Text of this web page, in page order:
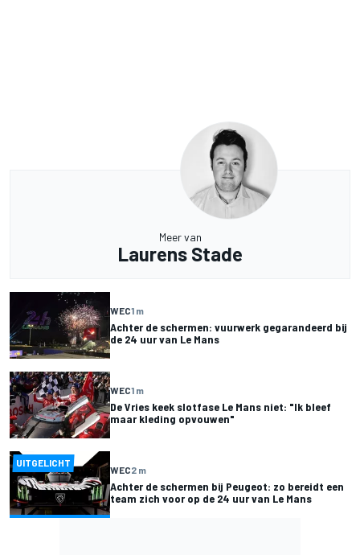
Meer van
Laurens Stade
WEC1 m
Achter de schermen: vuurwerk gegarandeerd bij
de 24 uur van Le Mans
WEC1 m
De Vries keek slotfase Le Mans niet: "Ik bleef
maar kleding opvouwen"
UITGELICHT
WEC2 m
Achter de schermen bij Peugeot: zo bereidt een
team zich voor op de 24 uur van Le Mans